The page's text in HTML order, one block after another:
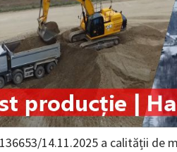
14.11.2025 a calității de